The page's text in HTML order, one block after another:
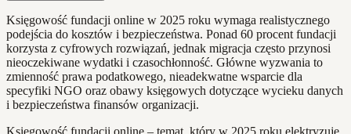
Księgowość fundacji online w 2025 roku wymaga realistycznego
podejścia do kosztów i bezpieczeństwa. Ponad 60 procent fundacji
korzysta z cyfrowych rozwiązań, jednak migracja często przynosi
nieoczekiwane wydatki i czasochłonność. Główne wyzwania to
zmienność prawa podatkowego, nieadekwatne wsparcie dla
specyfiki NGO oraz obawy księgowych dotyczące wycieku danych
i bezpieczeństwa finansów organizacji.
Księgowość fundacji online – temat, który w 2025 roku elektryzuje